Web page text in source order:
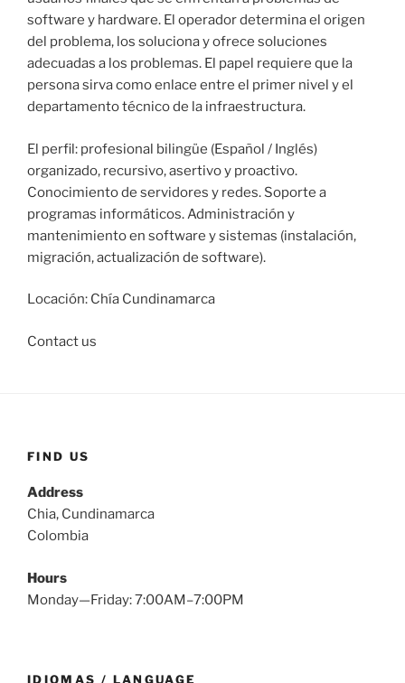
software y hardware. El operador determina el origen
del problema, los soluciona y ofrece soluciones
adecuadas a los problemas. El papel requiere que la
persona sirva como enlace entre el primer nivel y el
departamento técnico de la infraestructura.
El perfil: profesional bilingüe (Español / Inglés)
organizado, recursivo, asertivo y proactivo.
Conocimiento de servidores y redes. Soporte a
programas informáticos. Administración y
mantenimiento en software y sistemas (instalación,
migración, actualización de software).
Locación: Chía Cundinamarca
Contact us
FIND US
Address
Chia, Cundinamarca
Colombia
Hours
Monday—Friday: 7:00AM–7:00PM
IDIOMAS / LANGUAGE